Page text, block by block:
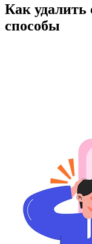
Как удалить
способы